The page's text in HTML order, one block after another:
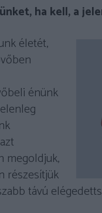
ha kell, a
életét,
énünk
megoldjuk,
részesítjük
távú